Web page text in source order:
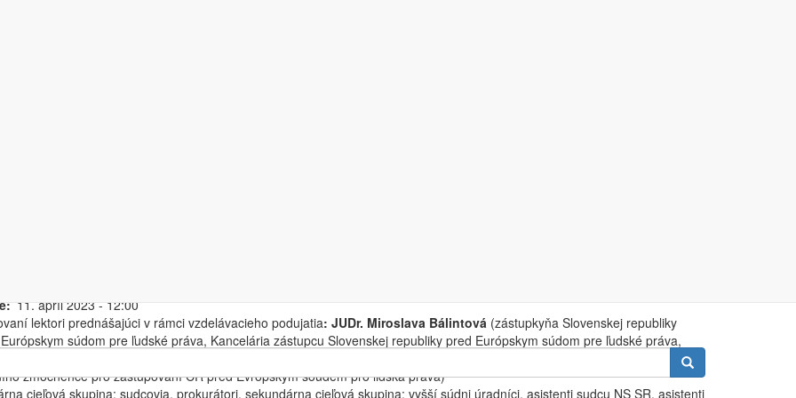
Vyhľadávanie
11. apríl 2023 - 12:00
lektori prednášajúci v rámci vzdelávacieho podujatia: JUDr. Miroslava Bálintová (zástupkyňa Slovenskej republiky
súdom pre ľudské práva, Kancelária zástupcu Slovenskej republiky pred Európskym súdom pre ľudské práva,
zmocněnce pro zastupování ČR před Evropským soudem pro lidská práva)
cieľová skupina: sudcovia, prokurátori, sekundárna cieľová skupina: vyšší súdni úradníci, asistenti sudcu NS SR, asistenti